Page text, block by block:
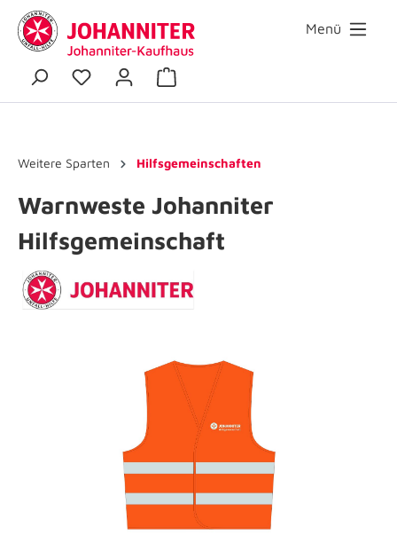
Menü
Weitere Sparten Hilfsgemeinschaften
Warnweste Johanniter
Hilfsgemeinschaft